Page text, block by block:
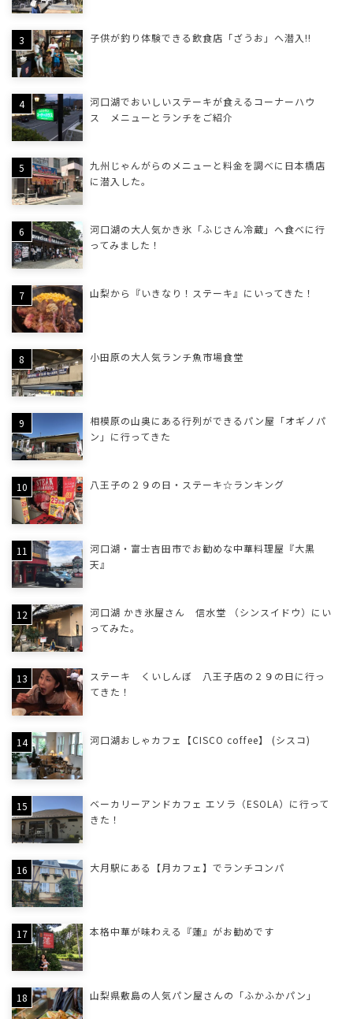
子供が釣り体験できる飲食店「ざうお」へ潜入!!
河口湖でおいしいステーキが食えるコーナーハウ
ス メニューとランチをご紹介
九州じゃんがらのメニューと料金を調べに日本橋店
に潜入した。
河口湖の大人気かき氷「ふじさん冷蔵」へ食べに行
ってみました！
山梨から『いきなり！ステーキ』にいってきた！
小田原の大人気ランチ魚市場食堂
相模原の山奥にある行列ができるパン屋「オギノパ
ン」に行ってきた
八王子の２９の日・ステーキ☆ランキング
河口湖・富士吉田市でお勧めな中華料理屋『大黒
天』
河口湖 かき氷屋さん 信水堂 （シンスイドウ）にい
ってみた。
ステーキ くいしんぼ 八王子店の２９の日に行っ
てきた！
河口湖おしゃカフェ【CISCO coffee】 (シスコ)
ベーカリーアンドカフェ エソラ（ESOLA）に行って
きた！
大月駅にある【月カフェ】でランチコンパ
本格中華が味わえる『蓮』がお勧めです
山梨県敷島の人気パン屋さんの「ふかふかパン」